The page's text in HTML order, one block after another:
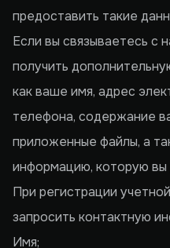
предоставить такие
Если вы связываетесь
получить
как ваше имя, адрес
телефона, содержание
приложенные файлы, а
информацию, которую
При регистрации
запросить контактную
Имя;